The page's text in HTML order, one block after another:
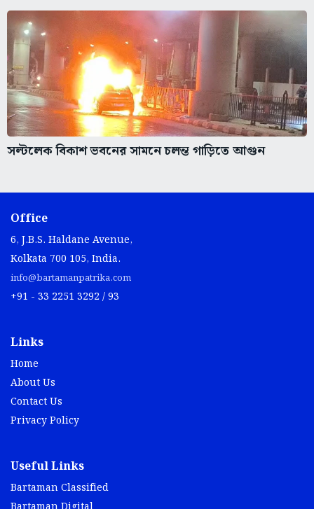
সল্টলেক বিকাশ ভবনের সামনে চলন্ত গাড়িতে আগুন
Office
6, J.B.S. Haldane Avenue,
Kolkata 700 105, India.
info@bartamanpatrika.com
+91 - 33 2251 3292 / 93
Links
Home
About Us
Contact Us
Privacy Policy
Useful Links
Bartaman Classified